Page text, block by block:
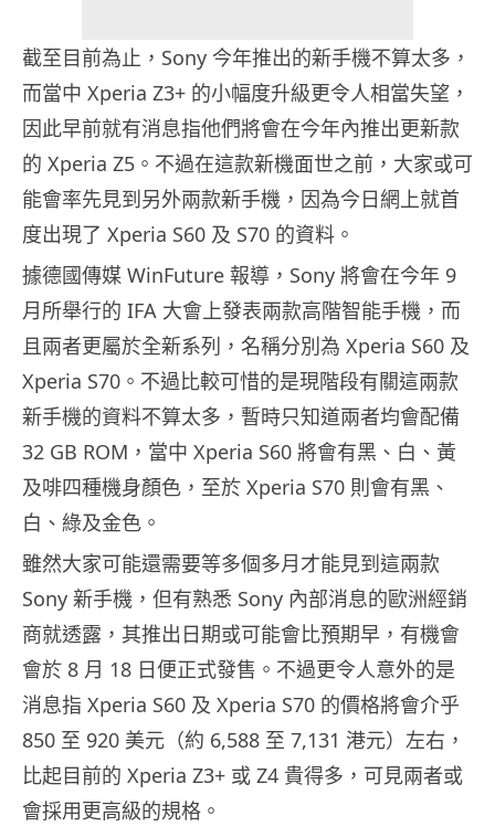
截至目前為止，Sony 今年推出的新手機不算太多，
而當中 Xperia Z3+ 的小幅度升級更令人相當失望，
因此早前就有消息指他們將會在今年內推出更新款
的 Xperia Z5。不過在這款新機面世之前，大家或可
能會率先見到另外兩款新手機，因為今日網上就首
度出現了 Xperia S60 及 S70 的資料。
據德國傳媒 WinFuture 報導，Sony 將會在今年 9
月所舉行的 IFA 大會上發表兩款高階智能手機，而
且兩者更屬於全新系列，名稱分別為 Xperia S60 及
Xperia S70。不過比較可惜的是現階段有關這兩款
新手機的資料不算太多，暫時只知道兩者均會配備
32 GB ROM，當中 Xperia S60 將會有黑、白、黃
及啡四種機身顏色，至於 Xperia S70 則會有黑、
白、綠及金色。
雖然大家可能還需要等多個多月才能見到這兩款
Sony 新手機，但有熟悉 Sony 內部消息的歐洲經銷
商就透露，其推出日期或可能會比預期早，有機會
會於 8 月 18 日便正式發售。不過更令人意外的是
消息指 Xperia S60 及 Xperia S70 的價格將會介乎
850 至 920 美元（約 6,588 至 7,131 港元）左右，
比起目前的 Xperia Z3+ 或 Z4 貴得多，可見兩者或
會採用更高級的規格。